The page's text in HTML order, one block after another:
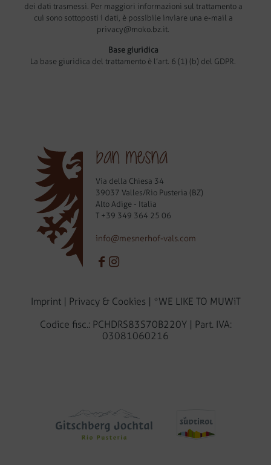
dei dati trasmessi. Per maggiori informazioni sul trattamento a
cui sono sottoposti i dati, è possibile inviare una e-mail a
privacy@moko.bz.it.
Base giuridica
La base giuridica del trattamento è l’art. 6 (1) (b) del GDPR.
ban mesna
Via della Chiesa 34
39037 Valles/Rio Pusteria (BZ)
Alto Adige - Italia
T +39 349 364 25 06
info@mesnerhof-vals.com
Imprint| Privacy & Cookies | *WE LIKE TO MUWiT
Codice fisc.: PCHDRS83S70B220Y | Part. IVA:
03081060216